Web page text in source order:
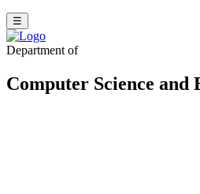
☰
Department of
Computer Science and